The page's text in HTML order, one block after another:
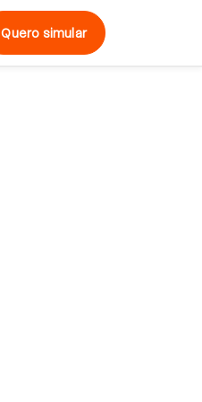
Quero simular